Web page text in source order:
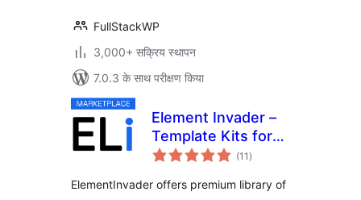
FullStackWP
3,000+ सक्रिय स्थापन
7.0.3 के साथ परीक्षण किया
Element Invader –
Template Kits for
Elementor
(11 कुल
दर)
ElementInvader offers premium library of